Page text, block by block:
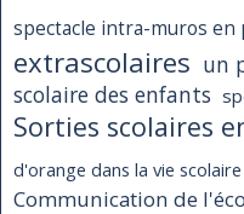
spectacle intra-muros en
extrascolaires un
scolaire des enfants
Sorties scolaires
d'orange dans la vie
Communication de